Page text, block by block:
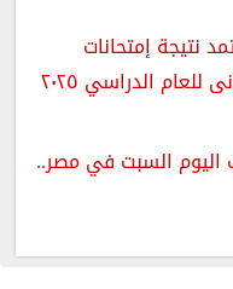
نتيجة إمتحانات
الإعدادية بالدور الثانى للعام الدراسي ٢٠٢٥
اليوم السبت في مصر..